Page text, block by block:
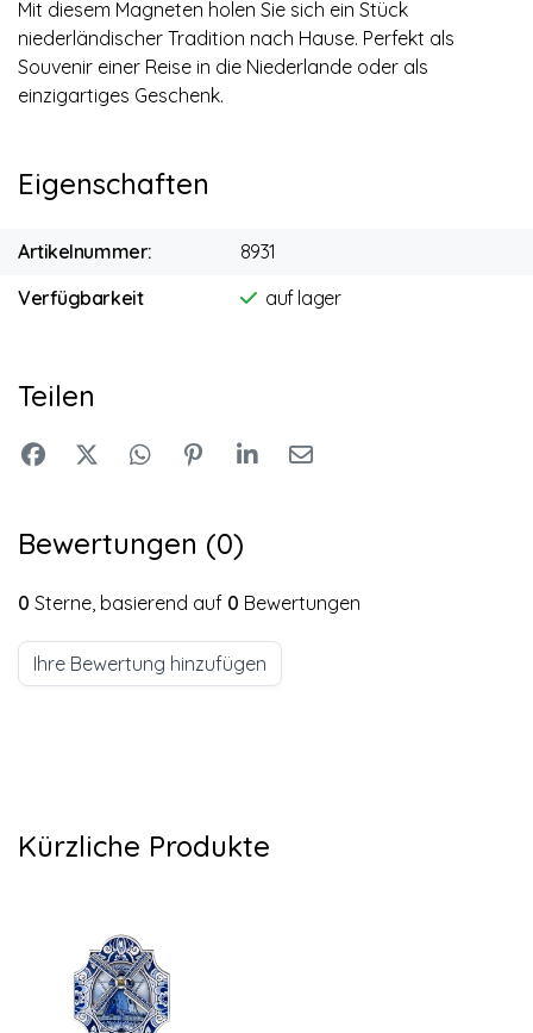
Mit diesem Magneten holen Sie sich ein Stück
niederländischer Tradition nach Hause. Perfekt als
Souvenir einer Reise in die Niederlande oder als
einzigartiges Geschenk.
Eigenschaften
Artikelnummer:
8931
Verfügbarkeit
auf lager
Teilen
Bewertungen (0)
0 Sterne, basierend auf 0 Bewertungen
Ihre Bewertung hinzufügen
Kürzliche Produkte